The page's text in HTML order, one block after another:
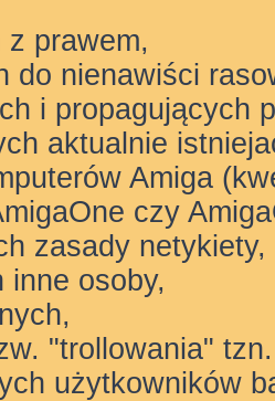
prawem,
do nienawiści
i propagujących
aktualnie
Amiga
czy
zasady netykiety,
inne osoby,
"trollowania"
użytkowników